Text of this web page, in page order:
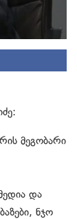
მეგობარი
და
ნჯო